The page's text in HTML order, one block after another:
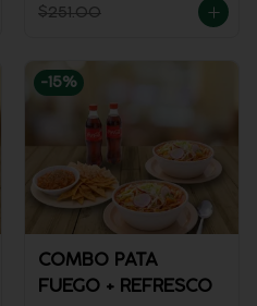
$251.00
-15%
COMBO PATA
FUEGO + REFRESCO